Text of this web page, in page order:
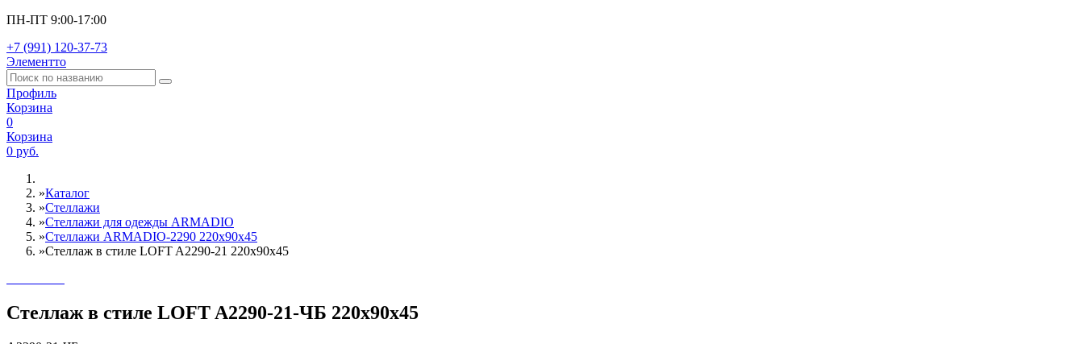
ПН-ПТ 9:00-17:00
+7 (991) 120-37-73
Элементто
Профиль
Корзина
0
Корзина
0 руб.
»Каталог
»Стеллажи
»Cтеллажи для одежды ARMADIO
»Стеллажи ARMADIO-2290 220х90х45
»Стеллаж в стиле LOFT A2290-21 220х90х45
Стеллаж в стиле LOFT A2290-21-ЧБ 220х90х45